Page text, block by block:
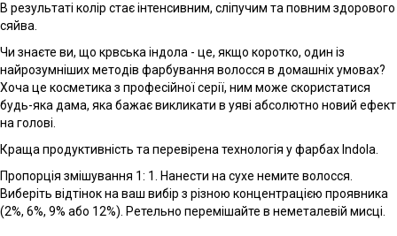
В результаті колір стає інтенсивним, сліпучим та повним здорового
сяйва.
Чи знаєте ви, що крвська індола - це, якщо коротко, один із
найрозумніших методів фарбування волосся в домашніх умовах?
Хоча це косметика з професійної серії, ним може скористатися
будь-яка дама, яка бажає викликати в уяві абсолютно новий ефект
на голові.
Краща продуктивність та перевірена технологія у фарбах Indola.
Пропорція змішування 1: 1. Нанести на сухе немите волосся.
Виберіть відтінок на ваш вибір з різною концентрацією проявника
(2%, 6%, 9% або 12%). Ретельно перемішайте в неметалевій мисці.